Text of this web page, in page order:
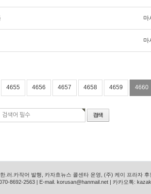
마
마
4655 4656 4657 4658 4659 4660
.러.카작어 발행, 카자흐뉴스 콜센타 운영, (주) 케이 프라자 후
8692-2563 | E-mail. korusan@hanmail.net | 카카오톡: